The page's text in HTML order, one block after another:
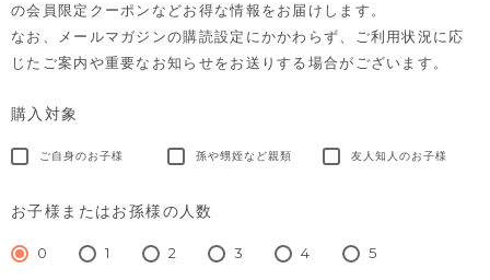
の会員限定クーポンなどお得な情報をお届けします。
なお、メールマガジンの購読設定にかかわらず、ご利用状況に応
じたご案内や重要なお知らせをお送りする場合がございます。
購入対象
ご自身のお子様 孫や甥姪など親類 友人知人のお子様
お子様またはお孫様の人数
0 1 2 3 4 5